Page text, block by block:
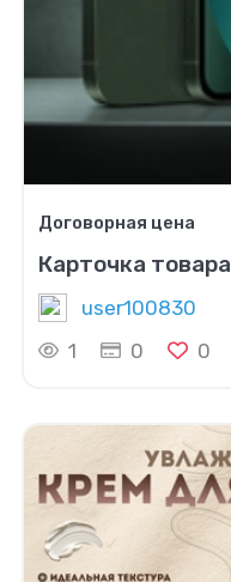
Договорная цена
Карточка товара
user100830
1
0 0